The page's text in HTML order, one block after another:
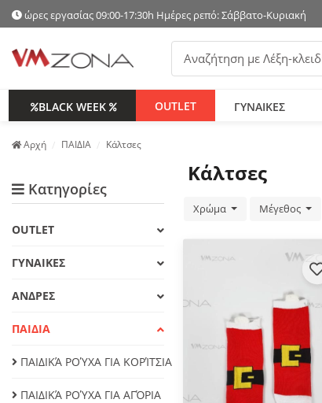
ώρες εργασίας 09:00-17:30h Ημέρες ρεπό: Σάββατο-Κυριακή
BLACK WEEK OUTLET ΓΥΝΑΙΚΕΣ
Аρχή ΠΑΙΔΙΑ Κάλτσες
Κατηγορίες
OUTLET
ΓΥΝΑΙΚΕΣ
ΑΝΔΡΕΣ
ΠΑΙΔΙΑ
ΠΑΙΔΙΚΆ ΡΟΎΧΑ ΓΙΑ ΚΟΡΊΤΣΙΑ
ΠΑΙΔΙΚΆ ΡΟΎΧΑ ΓΙΑ ΑΓΌΡΙΑ
Κάλτσες
Χρώμα Μέγεθος